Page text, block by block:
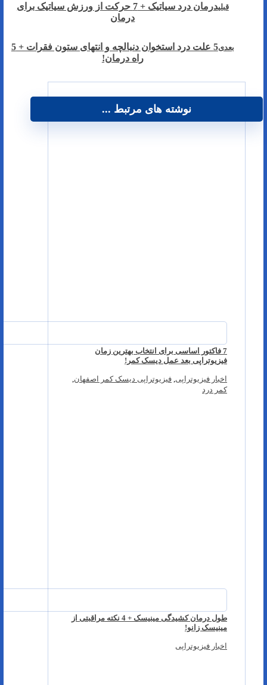
قبلی
درمان درد سیاتیک + 7 حرکت از ورزش سیاتیک برای
درمان
بعدی
5 علت درد استخوان دنبالچه و انتهای ستون فقرات + 5
راه درمان!
نوشته های مرتبط ...
7 فاکتور اساسی برای انتخاب بهترین زمان
فیزیوتراپی بعد عمل دیسک کمر!
اخبار فیزیوتراپی فیزیوتراپی دیسک کمر اصفهان
کمر درد
طول درمان کشیدگی مینیسک + 4 نکته مراقبتی از
مینیسک زانو!
اخبار فیزیوتراپی